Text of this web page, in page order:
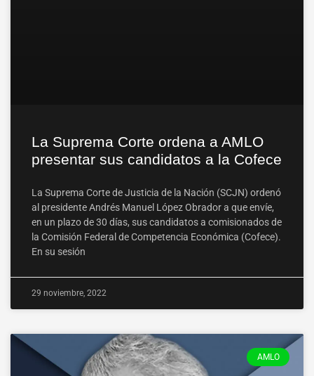
La Suprema Corte ordena a AMLO
presentar sus candidatos a la Cofece
La Suprema Corte de Justicia de la Nación (SCJN) ordenó
al presidente Andrés Manuel López Obrador a que envíe,
en un plazo de 30 días, sus candidatos a comisionados de
la Comisión Federal de Competencia Económica (Cofece).
En su sesión
29 noviembre, 2022
AMLO